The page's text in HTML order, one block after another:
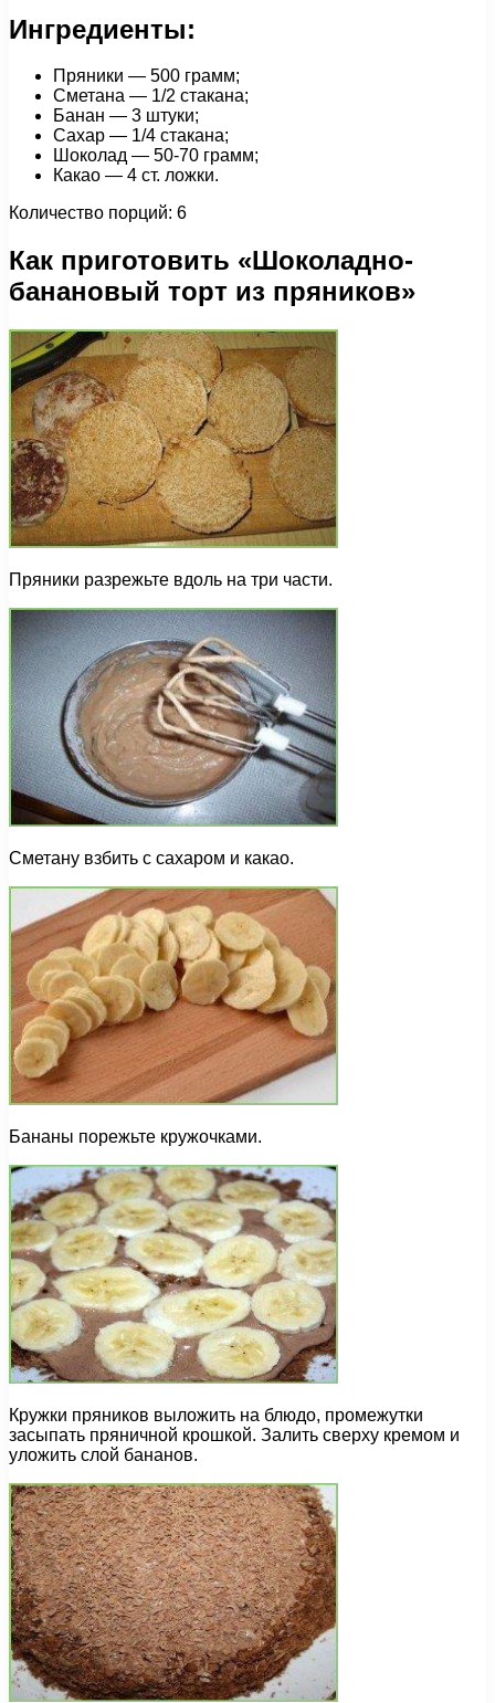
Ингредиенты:
Пряники — 500 грамм;
Сметана — 1/2 стакана;
Банан — 3 штуки;
Сахар — 1/4 стакана;
Шоколад — 50-70 грамм;
Какао — 4 ст. ложки.
Количество порций: 6
Как приготовить «Шоколадно-
банановый торт из пряников»
Пряники разрежьте вдоль на три части.
Сметану взбить с сахаром и какао.
Бананы порежьте кружочками.
Кружки пряников выложить на блюдо, промежутки
засыпать пряничной крошкой. Залить сверху кремом и
уложить слой бананов.